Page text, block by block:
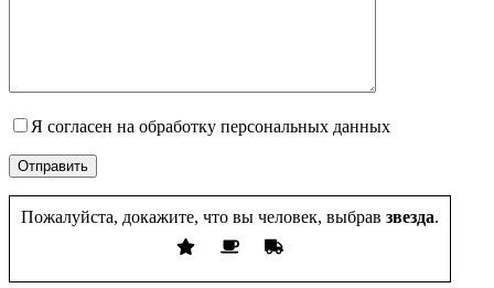
Я согласен на обработку персональных данных
Пожалуйста, докажите, что вы человек, выбрав звезда.